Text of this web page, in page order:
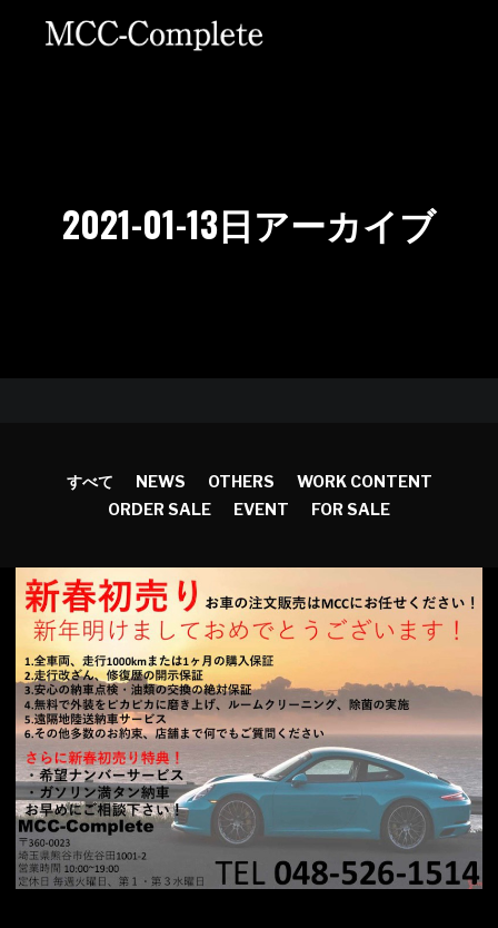
2021-01-13日アーカイブ
すべて NEWS OTHERS
WORK CONTENT
ORDER SALE
EVENT FOR SALE